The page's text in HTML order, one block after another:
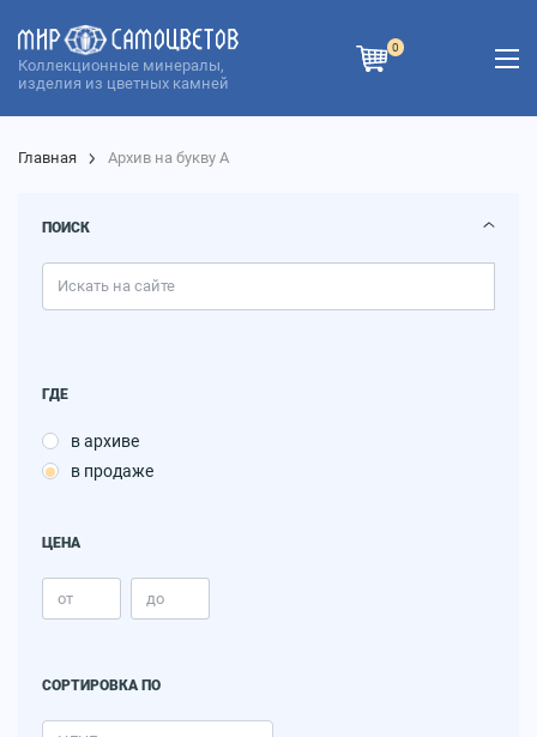
Коллекционные минералы,
изделия из цветных камней
0
Главная Архив на букву А
ПОИСК
ГДЕ
в архиве
в продаже
ЦЕНА
СОРТИРОВКА ПО